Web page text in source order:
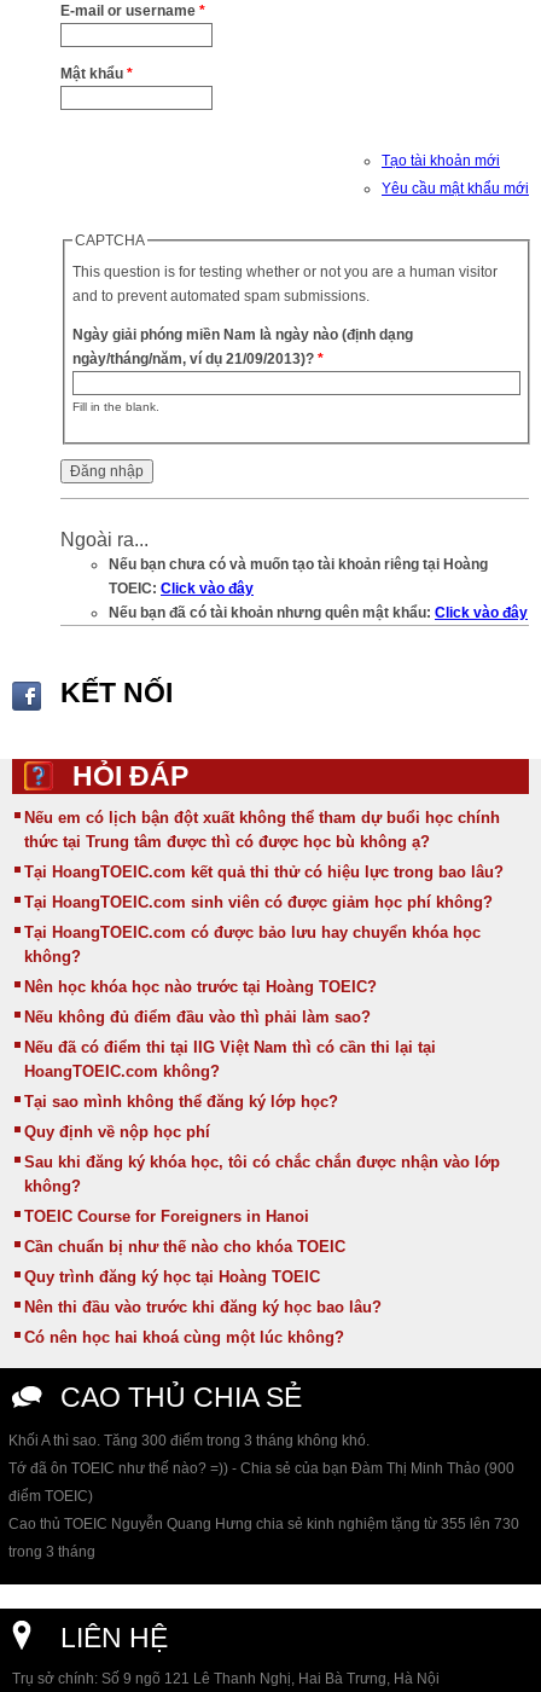
E-mail or username *
Mật khẩu *
Tạo tài khoản mới
Yêu cầu mật khẩu mới
CAPTCHA
This question is for testing whether or not you are a human visitor
and to prevent automated spam submissions.
Ngày giải phóng miền Nam là ngày nào (định dạng
ngày/tháng/năm, ví dụ 21/09/2013)?*
Fill in the blank.
Ngoài ra...
Nếu bạn chưa có và muốn tạo tài khoản riêng tại Hoàng
TOEIC: Click vào đây
Nếu bạn đã có tài khoản nhưng quên mật khẩu: Click vào đây
KẾT NỐI
HỎI ĐÁP
Nếu em có lịch bận đột xuất không thể tham dự buổi học chính
thức tại Trung tâm được thì có được học bù không ạ?
Tại HoangTOEIC.com kết quả thi thử có hiệu lực trong bao lâu?
Tại HoangTOEIC.com sinh viên có được giảm học phí không?
Tại HoangTOEIC.com có được bảo lưu hay chuyển khóa học
không?
Nên học khóa học nào trước tại Hoàng TOEIC?
Nếu không đủ điểm đầu vào thì phải làm sao?
Nếu đã có điểm thi tại IIG Việt Nam thì có cần thi lại tại
HoangTOEIC.com không?
Tại sao mình không thể đăng ký lớp học?
Quy định về nộp học phí
Sau khi đăng ký khóa học, tôi có chắc chắn được nhận vào lớp
không?
TOEIC Course for Foreigners in Hanoi
Cần chuẩn bị như thế nào cho khóa TOEIC
Quy trình đăng ký học tại Hoàng TOEIC
Nên thi đầu vào trước khi đăng ký học bao lâu?
Có nên học hai khoá cùng một lúc không?
CAO THỦ CHIA SẺ
Khối A thì sao. Tăng 300 điểm trong 3 tháng không khó.
Tớ đã ôn TOEIC như thế nào? =)) - Chia sẻ của bạn Đàm Thị Minh Thảo (900
điểm TOEIC)
Cao thủ TOEIC Nguyễn Quang Hưng chia sẻ kinh nghiệm tặng từ 355 lên 730
trong 3 tháng
LIÊN HỆ
Trụ sở chính: Số 9 ngõ 121 Lê Thanh Nghị, Hai Bà Trưng, Hà Nội